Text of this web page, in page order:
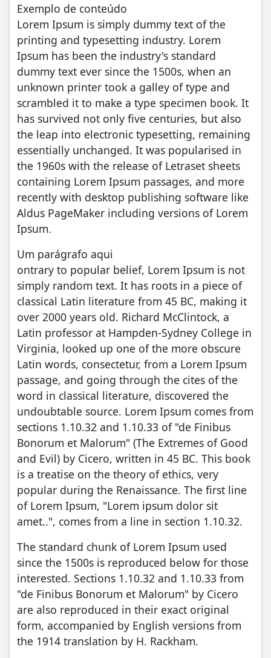
Exemplo de conteúdo
Lorem Ipsum is simply dummy text of the
printing and typesetting industry. Lorem
Ipsum has been the industry's standard
dummy text ever since the 1500s, when an
unknown printer took a galley of type and
scrambled it to make a type specimen book. It
has survived not only five centuries, but also
the leap into electronic typesetting, remaining
essentially unchanged. It was popularised in
the 1960s with the release of Letraset sheets
containing Lorem Ipsum passages, and more
recently with desktop publishing software like
Aldus PageMaker including versions of Lorem
Ipsum.
Um parágrafo aqui
ontrary to popular belief, Lorem Ipsum is not
simply random text. It has roots in a piece of
classical Latin literature from 45 BC, making it
over 2000 years old. Richard McClintock, a
Latin professor at Hampden-Sydney College in
Virginia, looked up one of the more obscure
Latin words, consectetur, from a Lorem Ipsum
passage, and going through the cites of the
word in classical literature, discovered the
undoubtable source. Lorem Ipsum comes from
sections 1.10.32 and 1.10.33 of "de Finibus
Bonorum et Malorum" (The Extremes of Good
and Evil) by Cicero, written in 45 BC. This book
is a treatise on the theory of ethics, very
popular during the Renaissance. The first line
of Lorem Ipsum, "Lorem ipsum dolor sit
amet..", comes from a line in section 1.10.32.
The standard chunk of Lorem Ipsum used
since the 1500s is reproduced below for those
interested. Sections 1.10.32 and 1.10.33 from
"de Finibus Bonorum et Malorum" by Cicero
are also reproduced in their exact original
form, accompanied by English versions from
the 1914 translation by H. Rackham.